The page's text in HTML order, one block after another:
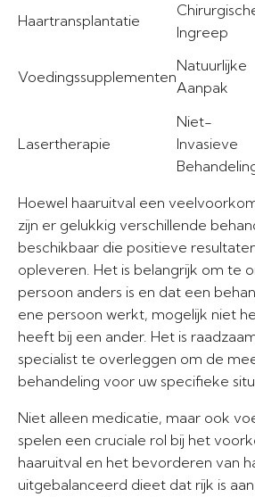
Haartransplantatie
Ingreep
Voedingssupplementen
Natuurlijke
Aanpak
Lasertherapie
Niet-
Invasieve
Hoewel haaruitval een
zijn er gelukkig verschillende
beschikbaar die positieve
opleveren. Het is belangrijk om te
persoon anders is en dat een
ene persoon werkt, mogelijk niet
heeft bij een ander. Het is
specialist te overleggen om de
behandeling voor uw specifieke
Niet alleen medicatie, maar ook
spelen een cruciale rol bij het
haaruitval en het bevorderen van
uitgebalanceerd dieet dat rijk is